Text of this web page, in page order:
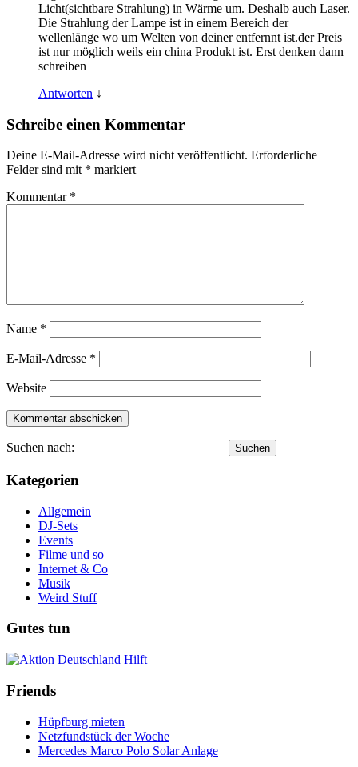
Licht(sichtbare Strahlung) in Wärme um. Deshalb auch Laser.
Die Strahlung der Lampe ist in einem Bereich der
wellenlänge wo um Welten von deiner entfernnt ist.der Preis
ist nur möglich weils ein china Produkt ist. Erst denken dann
schreiben
Antworten ↓
Schreibe einen Kommentar
Deine E-Mail-Adresse wird nicht veröffentlicht. Erforderliche
Felder sind mit * markiert
Kommentar *
Name *
E-Mail-Adresse *
Website
Suchen nach:
Kategorien
Allgemein
DJ-Sets
Events
Filme und so
Internet & Co
Musik
Weird Stuff
Gutes tun
Friends
Hüpfburg mieten
Netzfundstück der Woche
Mercedes Marco Polo Solar Anlage